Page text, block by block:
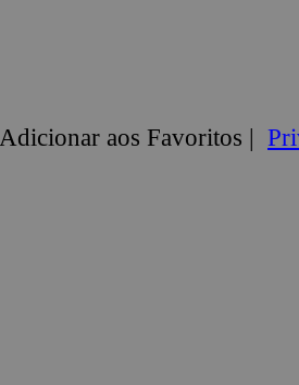
Adicionar aos Favoritos |